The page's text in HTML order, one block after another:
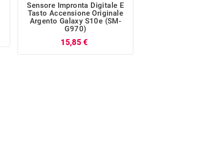
Sensore Impronta Digitale E
Tasto Accensione Originale
Argento Galaxy S10e (SM-
G970)
15,85 €